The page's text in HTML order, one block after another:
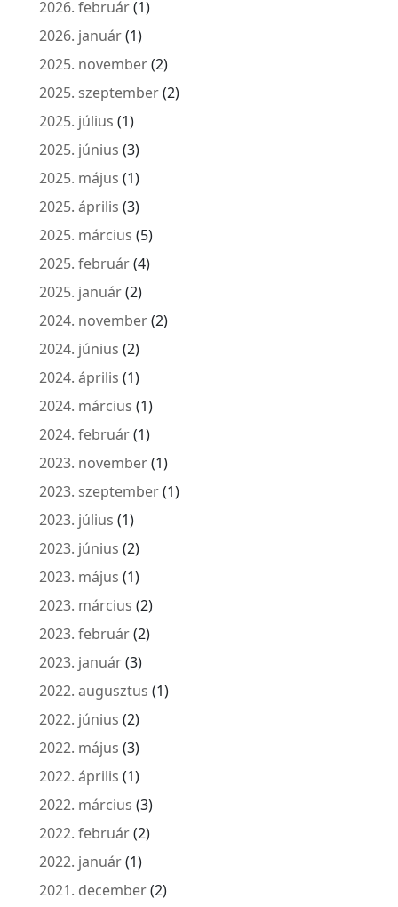
2026. február(1)
2026. január(1)
2025. november(2)
2025. szeptember(2)
2025. július (1)
2025. június (3)
2025. május (1)
2025. április (3)
2025. március (5)
2025. február(4)
2025. január(2)
2024. november(2)
2024. június (2)
2024. április (1)
2024. március (1)
2024. február(1)
2023. november(1)
2023. szeptember(1)
2023. július (1)
2023. június (2)
2023. május (1)
2023. március (2)
2023. február(2)
2023. január(3)
2022. augusztus (1)
2022. június (2)
2022. május (3)
2022. április (1)
2022. március (3)
2022. február(2)
2022. január(1)
2021. december(2)